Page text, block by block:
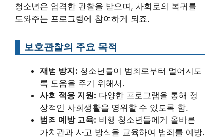
청소년은 엄격한 관찰을 받으며, 사회로의 복귀를
도와주는 프로그램에 참여하게 되죠.
보호관찰의 주요 목적
재범 방지: 청소년들이 범죄로부터 멀어지도
록 도움을 주기 위해서.
사회 적응 지원: 다양한 프로그램을 통해 정
상적인 사회생활을 영위할 수 있도록 함.
범죄 예방 교육: 비행 청소년들에게 올바른
가치관과 사고 방식을 교육하여 범죄를 예방.